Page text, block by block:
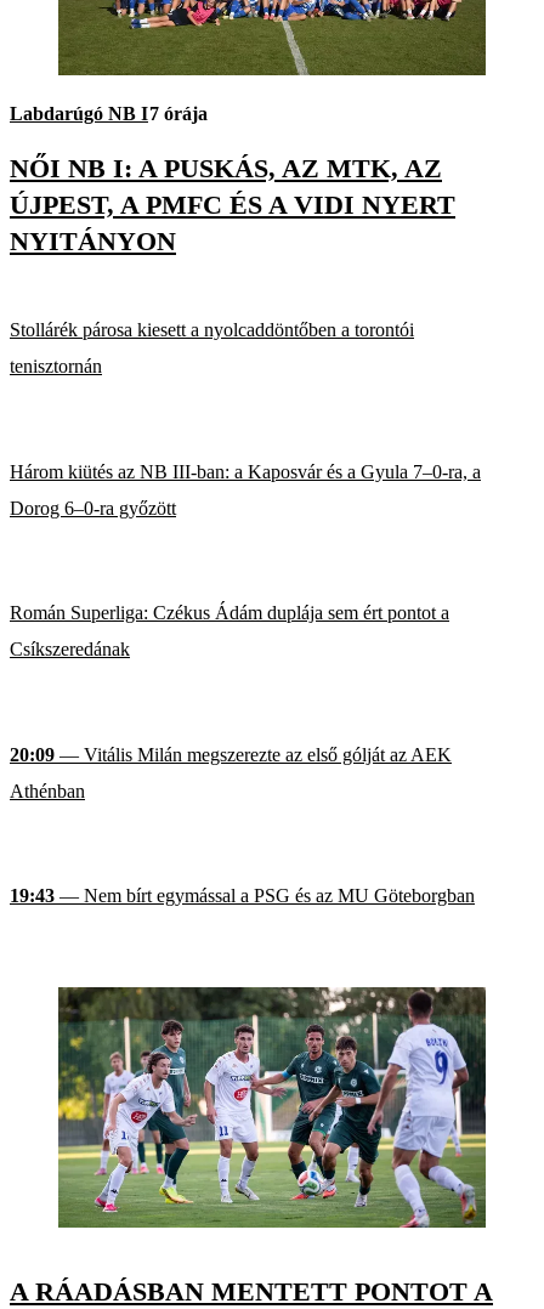
Labdarúgó NB I7 órája
NŐI NB I: A PUSKÁS, AZ MTK, AZ
ÚJPEST, A PMFC ÉS A VIDI NYERT
NYITÁNYON
Stollárék párosa kiesett a nyolcaddöntőben a torontói
tenisztornán
Három kiütés az NB III-ban: a Kaposvár és a Gyula 7–0-ra, a
Dorog 6–0-ra győzött
Román Superliga: Czékus Ádám duplája sem ért pontot a
Csíkszeredának
20:09 — Vitális Milán megszerezte az első gólját az AEK
Athénban
19:43 — Nem bírt egymással a PSG és az MU Göteborgban
A RÁADÁSBAN MENTETT PONTOT A